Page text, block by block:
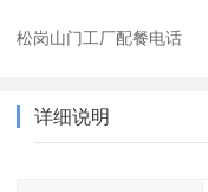
松岗山门工厂配餐电话
详细说明